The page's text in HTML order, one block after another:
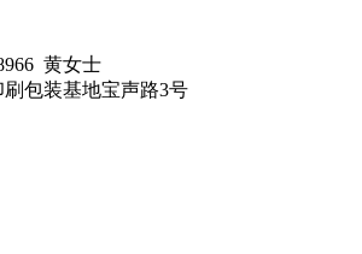
黄女士
包装基地宝声路3号